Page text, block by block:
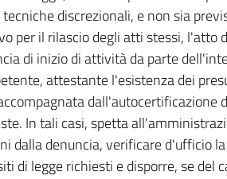
discrezionali, e non sia
per il rilascio degli atti stessi, l'atto
di inizio di attività da parte
attestante l'esistenza dei
dall'autocertificazione
In tali casi, spetta
dalla denuncia, verificare d'ufficio
di legge richiesti e disporre, se del